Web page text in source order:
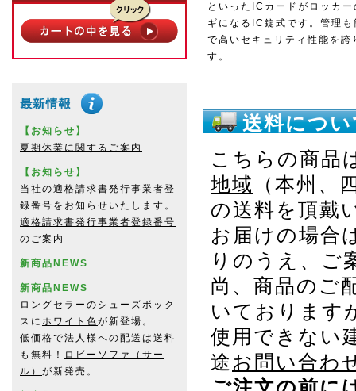
【お知らせ】
夏期休業に関するご案内
【お知らせ】
当社の適格請求書発行事業者登
録番号をお知らせいたします。
適格請求書発行事業者登録番号
のご案内
新商品NEWS
新商品NEWS
ロングセラーのシューズボック
スに ホワイト色が新登場。
低価格で法人様への配送は送料
も無料！
ロビーソファ（サー
ル） が新発売。
といったICカードがロッカー
ギになるIC錠式です。管理も
で高いセキュリティ性能を誇
す。
送料につ
こちらの商品
地域
（本州、
の送料を頂戴
お届けの場合
りのうえ、ご
尚、商品のご
いております
使用できない
途 お問い合わ